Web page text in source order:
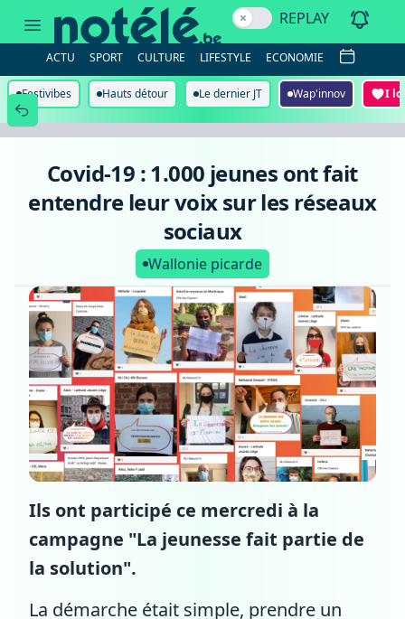
ont
fait
entendre
leur
voix
REPLAY
ACTU SPORT CULTURE LIFESTYLE ECONOMIE
Festivibes Hauts détour Le dernier JT Wap'innov I
Covid-19 : 1.000 jeunes ont fait
entendre leur voix sur les réseaux
sociaux
Wallonie picarde
Ils ont participé ce mercredi à la
campagne "La jeunesse fait partie de
la solution".
La démarche était simple, prendre un